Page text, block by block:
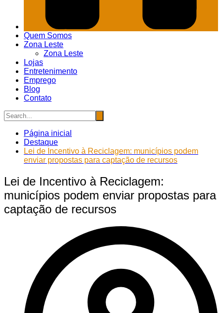
Quem Somos
Zona Leste
Zona Leste
Lojas
Entretenimento
Emprego
Blog
Contato
Página inicial
Destaque
Lei de Incentivo à Reciclagem: municípios podem
enviar propostas para captação de recursos
Lei de Incentivo à Reciclagem:
municípios podem enviar propostas para
captação de recursos